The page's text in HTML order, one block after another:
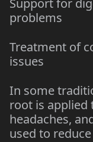
Support for
problems
Treatment of
issues
In some
root is applied
headaches,
used to